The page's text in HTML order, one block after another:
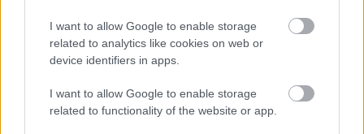
I want to allow Google to enable storage
related to analytics like cookies on web or
device identifiers in apps.
I want to allow Google to enable storage
related to functionality of the website or app.
a ManUtdFanatics.hu működését!